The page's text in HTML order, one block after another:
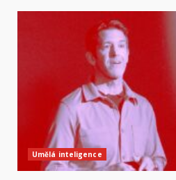
Umělá inteligence